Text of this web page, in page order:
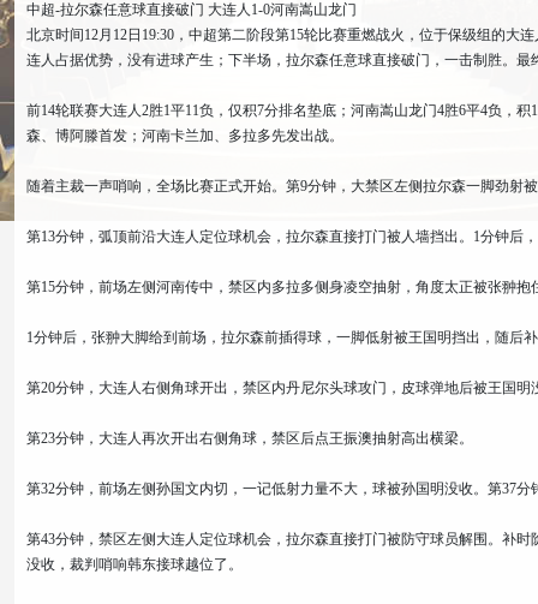
中超-拉尔森任意球直接破门 大连人1-0河南嵩山龙门
北京时间12月12日19:30，中超第二阶段第15轮比赛重燃战火，位于保级组的大
连人占据优势，没有进球产生；下半场，拉尔森任意球直接破门，一击制胜。最
前14轮联赛大连人2胜1平11负，仅积7分排名垫底；河南嵩山龙门4胜6平4负，
森、博阿滕首发；河南卡兰加、多拉多先发出战。
随着主裁一声哨响，全场比赛正式开始。第9分钟，大禁区左侧拉尔森一脚劲射
第13分钟，弧顶前沿大连人定位球机会，拉尔森直接打门被人墙挡出。1分钟后
第15分钟，前场左侧河南传中，禁区内多拉多侧身凌空抽射，角度太正被张翀抱
1分钟后，张翀大脚给到前场，拉尔森前插得球，一脚低射被王国明挡出，随后
第20分钟，大连人右侧角球开出，禁区内丹尼尔头球攻门，皮球弹地后被王国明
第23分钟，大连人再次开出右侧角球，禁区后点王振澳抽射高出横梁。
第32分钟，前场左侧孙国文内切，一记低射力量不大，球被孙国明没收。第37
第43分钟，禁区左侧大连人定位球机会，拉尔森直接打门被防守球员解围。补
没收，裁判哨响韩东接球越位了。